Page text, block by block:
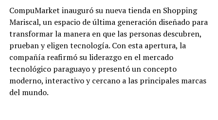
CompuMarket inauguró su nueva tienda en Shopping
Mariscal, un espacio de última generación diseñado para
transformar la manera en que las personas descubren,
prueban y eligen tecnología. Con esta apertura, la
compañía reafirmó su liderazgo en el mercado
tecnológico paraguayo y presentó un concepto
moderno, interactivo y cercano a las principales marcas
del mundo.